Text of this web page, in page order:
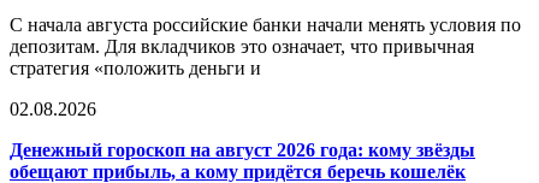
С начала августа российские банки начали менять условия по
депозитам. Для вкладчиков это означает, что привычная
стратегия «положить деньги и
02.08.2026
Денежный гороскоп на август 2026 года: кому звёзды
обещают прибыль, а кому придётся беречь кошелёк